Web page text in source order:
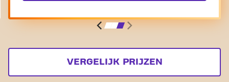
VERGELIJK PRIJZEN